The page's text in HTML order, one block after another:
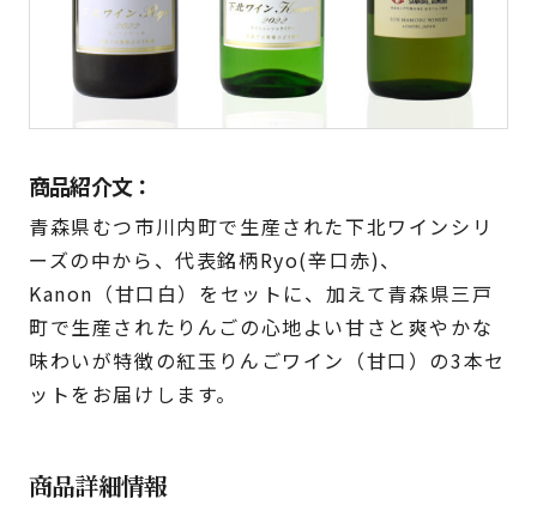
商品紹介文：
青森県むつ市川内町で生産された下北ワインシリ
ーズの中から、代表銘柄Ryo(辛口赤)、
Kanon（甘口白）をセットに、加えて青森県三戸
町で生産されたりんごの心地よい甘さと爽やかな
味わいが特徴の紅玉りんごワイン（甘口）の3本セ
ットをお届けします。
商品詳細情報